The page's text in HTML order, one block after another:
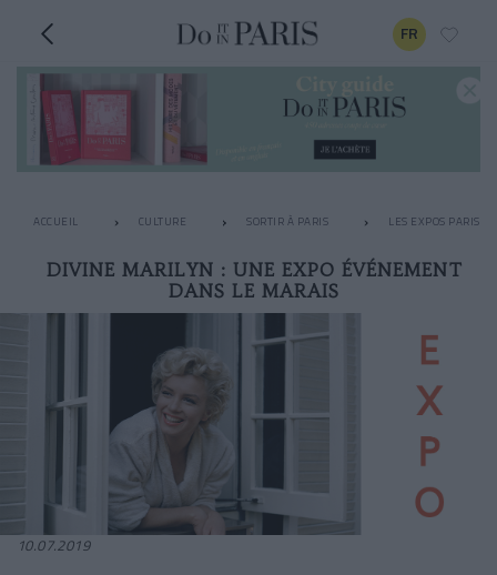
FR
ACCUEIL CULTURE SORTIR À PARIS LES EXPOS
DIVINE MARILYN : UNE EXPO ÉVÉNEMENT
DANS LE MARAIS
10.07.2019